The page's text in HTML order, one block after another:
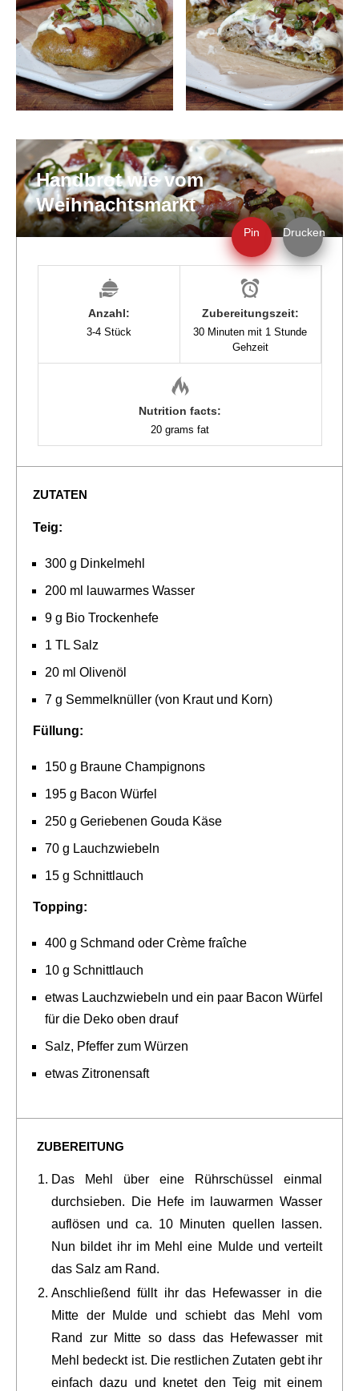
Handbrot wie vom
Weihnachtsmarkt
Pin Drucken
Anzahl:
3-4 Stück
Zubereitungszeit:
30 Minuten mit 1 Stunde
Gehzeit
Nutrition facts:
20 grams fat
ZUTATEN
Teig:
300 g Dinkelmehl
200 ml lauwarmes Wasser
9 g Bio Trockenhefe
1 TL Salz
20 ml Olivenöl
7 g Semmelknüller (von Kraut und Korn)
Füllung:
150 g Braune Champignons
195 g Bacon Würfel
250 g Geriebenen Gouda Käse
70 g Lauchzwiebeln
15 g Schnittlauch
Topping:
400 g Schmand oder Crème fraîche
10 g Schnittlauch
etwas Lauchzwiebeln und ein paar Bacon Würfel
für die Deko oben drauf
Salz, Pfeffer zum Würzen
etwas Zitronensaft
ZUBEREITUNG
Das Mehl über eine Rührschüssel einmal
durchsieben. Die Hefe im lauwarmen Wasser
auflösen und ca. 10 Minuten quellen lassen.
Nun bildet ihr im Mehl eine Mulde und verteilt
das Salz am Rand.
Anschließend füllt ihr das Hefewasser in die
Mitte der Mulde und schiebt das Mehl vom
Rand zur Mitte so dass das Hefewasser mit
Mehl bedeckt ist. Die restlichen Zutaten gebt ihr
einfach dazu und knetet den Teig mit einem